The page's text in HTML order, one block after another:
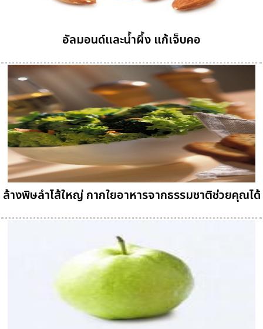
อัลมอนด์และน้ำผึ้ง แก้เจ็บคอ
ล้างพิษลำไส้ใหญ่ กากใยอาหารจากธรรมชาติช่วยคุณได้